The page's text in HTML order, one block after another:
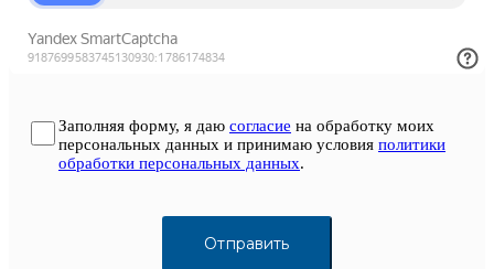
Заполняя форму, я даю согласие на обработку моих
персональных данных и принимаю условия политики
обработки персональных данных.